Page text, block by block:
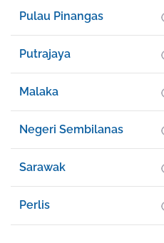
Pulau Pinangas
Putrajaya
Malaka
Negeri Sembilanas
Sarawak
Perlis